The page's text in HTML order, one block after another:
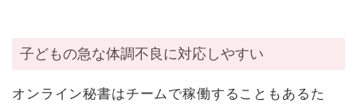
子どもの急な体調不良に対応しやすい
オンライン秘書はチームで稼働することもあるた